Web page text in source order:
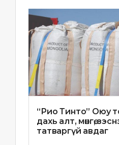
“Рио Тинто” Оюу
дахь алт, мөнгө,
татваргүй авдаг